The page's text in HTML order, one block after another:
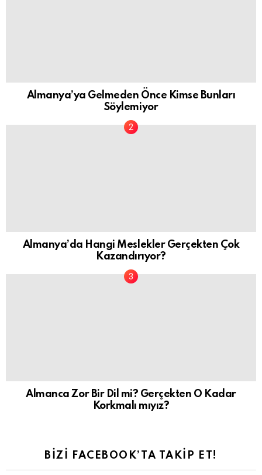
Almanya’ya Gelmeden Önce Kimse Bunları
Söylemiyor
Almanya’da Hangi Meslekler Gerçekten Çok
Kazandırıyor?
Almanca Zor Bir Dil mi? Gerçekten O Kadar
Korkmalı mıyız?
BIZI FACEBOOK’TA TAKIP ET!